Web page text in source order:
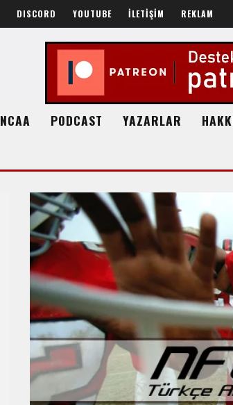
DISCORD YOUTUBE İLETİŞİM REKLAM
NCAA PODCAST YAZARLAR